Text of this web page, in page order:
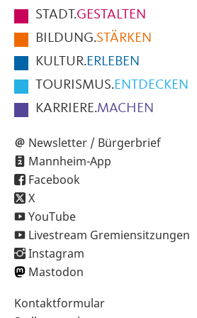
der
Seite
STADT.GESTALTEN
BILDUNG.STÄRKEN
KULTUR.ERLEBEN
TOURISMUS.ENTDECKEN
KARRIERE.MACHEN
Newsletter / Bürgerbrief
Mannheim-App
Facebook
X
YouTube
Livestream Gremiensitzungen
Instagram
Mastodon
Sekundärnavigation
Kontaktformular